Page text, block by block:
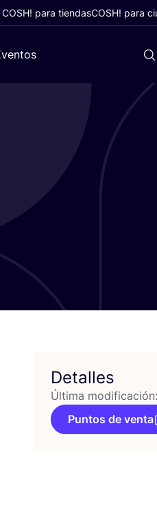
COSH! para tiendasCOSH! para
Detalles
Última
Puntos de venta